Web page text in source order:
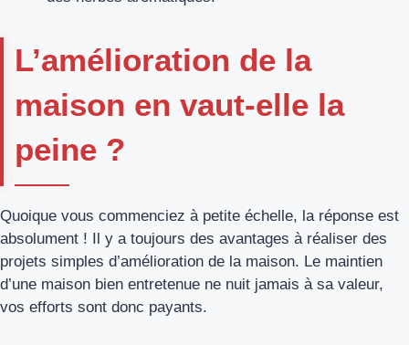
L’amélioration de la
maison en vaut-elle la
peine ?
Quoique vous commenciez à petite échelle, la réponse est
absolument ! Il y a toujours des avantages à réaliser des
projets simples d’amélioration de la maison. Le maintien
d’une maison bien entretenue ne nuit jamais à sa valeur,
vos efforts sont donc payants.